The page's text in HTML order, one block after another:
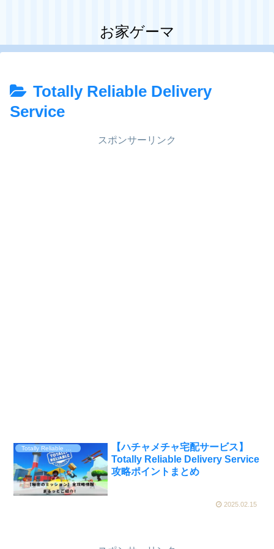
お家ゲーマ
Totally Reliable Delivery
Service
スポンサーリンク
【ハチャメチャ宅配サービス】
Totally Reliable Delivery Service
攻略ポイントまとめ
2025.02.15